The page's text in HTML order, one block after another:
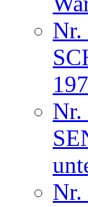
197